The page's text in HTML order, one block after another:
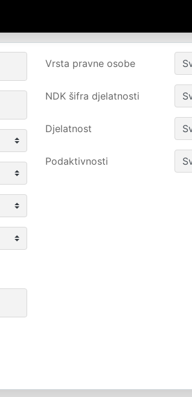
Vrsta pravne osobe
NDK šifra djelatnosti
Djelatnost
Podaktivnosti